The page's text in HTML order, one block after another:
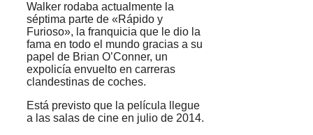
Walker rodaba actualmente la
séptima parte de «Rápido y
Furioso», la franquicia que le dio la
fama en todo el mundo gracias a su
papel de Brian O’Conner, un
expolicía envuelto en carreras
clandestinas de coches.
Está previsto que la película llegue
a las salas de cine en julio de 2014.